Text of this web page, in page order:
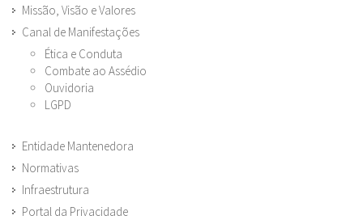
Missão, Visão e Valores
Canal de Manifestações
Ética e Conduta
Combate ao Assédio
Ouvidoria
LGPD
Entidade Mantenedora
Normativas
Infraestrutura
Portal da Privacidade